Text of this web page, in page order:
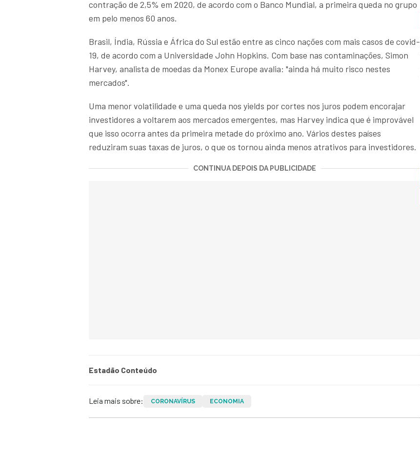
contração de 2,5% em 2020, de acordo com o Banco Mundial, a primeira queda no grupo
em pelo menos 60 anos.
Brasil, Índia, Rússia e África do Sul estão entre as cinco nações com mais casos de covid-
19, de acordo com a Universidade John Hopkins. Com base nas contaminações, Simon
Harvey, analista de moedas da Monex Europe avalia: "ainda há muito risco nestes
mercados".
Uma menor volatilidade e uma queda nos yields por cortes nos juros podem encorajar
investidores a voltarem aos mercados emergentes, mas Harvey indica que é improvável
que isso ocorra antes da primeira metade do próximo ano. Vários destes países
reduziram suas taxas de juros, o que os tornou ainda menos atrativos para investidores.
CONTINUA DEPOIS DA PUBLICIDADE
Estadão Conteúdo
Leia mais sobre: CORONAVÍRUS ECONOMIA